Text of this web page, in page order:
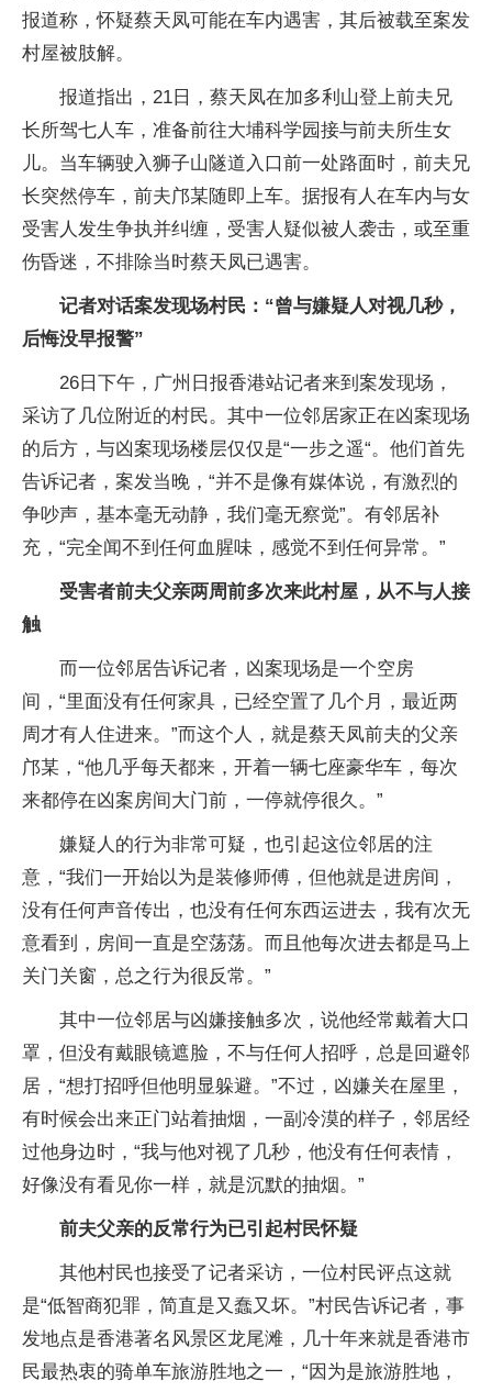
报道称，怀疑蔡天凤可能在车内遇害，其后被载至案发
村屋被肢解。
报道指出，21日，蔡天凤在加多利山登上前夫兄
长所驾七人车，准备前往大埔科学园接与前夫所生女
儿。当车辆驶入狮子山隧道入口前一处路面时，前夫兄
长突然停车，前夫邝某随即上车。据报有人在车内与女
受害人发生争执并纠缠，受害人疑似被人袭击，或至重
伤昏迷，不排除当时蔡天凤已遇害。
记者对话案发现场村民：“曾与嫌疑人对视几秒，
后悔没早报警”
26日 下午，广州日报香港站记者来到案发现场，
采访了几位附近的村民。其中一位邻居家正在凶案现场
的后方，与凶案现场楼层仅仅是“一步之遥“。他们首先
告诉记者，案发当晚，“并不是像有媒体说，有激烈的
争吵声，基本毫无动静，我们毫无察觉”。有邻居补
充，“完全闻不到任何血腥味，感觉不到任何异常。”
受害者前夫父亲两周前多次来此村屋，从不与人接
触
而一位邻居告诉记者，凶案现场是一个空房
间，“里面没有任何家具，已经空置了几个月，最近两
周才有人住进来。”而这个人，就是蔡天凤前夫的父亲
邝某，“他几乎每天都来，开着一辆七座豪华车，每次
来都停在凶案房间大门前，一停就停很久。”
嫌疑人的行为非常可疑，也引起这位邻居的注
意，“我们一开始以为是装修师傅，但他就是进房间，
没有任何声音传出，也没有任何东西运进去，我有次无
意看到，房间一直是空荡荡。而且他每次进去都是马上
关门关窗，总之行为很反常。”
其中一位邻居与凶嫌接触多次，说他经常戴着大口
罩，但没有戴眼镜遮脸，不与任何人招呼，总是回避邻
居，“想打招呼但他明显躲避。”不过，凶嫌关在屋里，
有时候会出来正门站着抽烟，一副冷漠的样子，邻居经
过他身边时，“我与他对视了几秒，他没有任何表情，
好像没有看见你一样，就是沉默的抽烟。”
前夫父亲的反常行为已引起村民怀疑
其他村民也接受了记者采访，一位村民评点这就
是“低智商犯罪，简直是又蠢又坏。”村民告诉记者，事
发地点是香港著名风景区龙尾滩，几十年来就是香港市
民最热衷的骑单车旅游胜地之一，“因为是旅游胜地，